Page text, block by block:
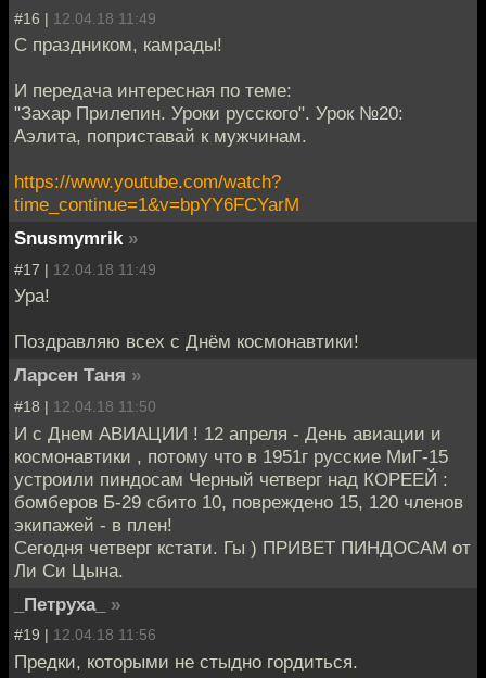
#16 | 12.04.18 11:49
С праздником, камрады!
И передача интересная по теме:
"Захар Прилепин. Уроки русского". Урок №20:
Аэлита, поприставай к мужчинам.
https://www.youtube.com/watch?
time_continue=1&v=bpYY6FCYarM
Snusmymrik »
#17 | 12.04.18 11:49
Ура!
Поздравляю всех с Днём космонавтики!
Ларсен Таня »
#18 | 12.04.18 11:50
И с Днем АВИАЦИИ ! 12 апреля - День авиации и
космонавтики , потому что в 1951г русские МиГ-15
устроили пиндосам Черный четверг над КОРЕЕЙ :
бомберов Б-29 сбито 10, повреждено 15, 120 членов
экипажей - в плен!
Сегодня четверг кстати. Гы ) ПРИВЕТ ПИНДОСАМ от
Ли Си Цына.
_Петруха_
»
#19 | 12.04.18 11:56
Предки, которыми не стыдно гордиться.